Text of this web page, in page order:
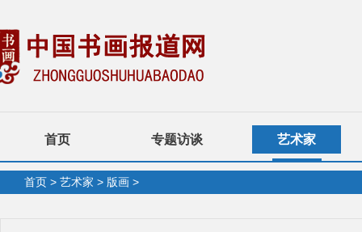
首页 专题访谈 艺术家
首页 > 艺术家 > 版画 >